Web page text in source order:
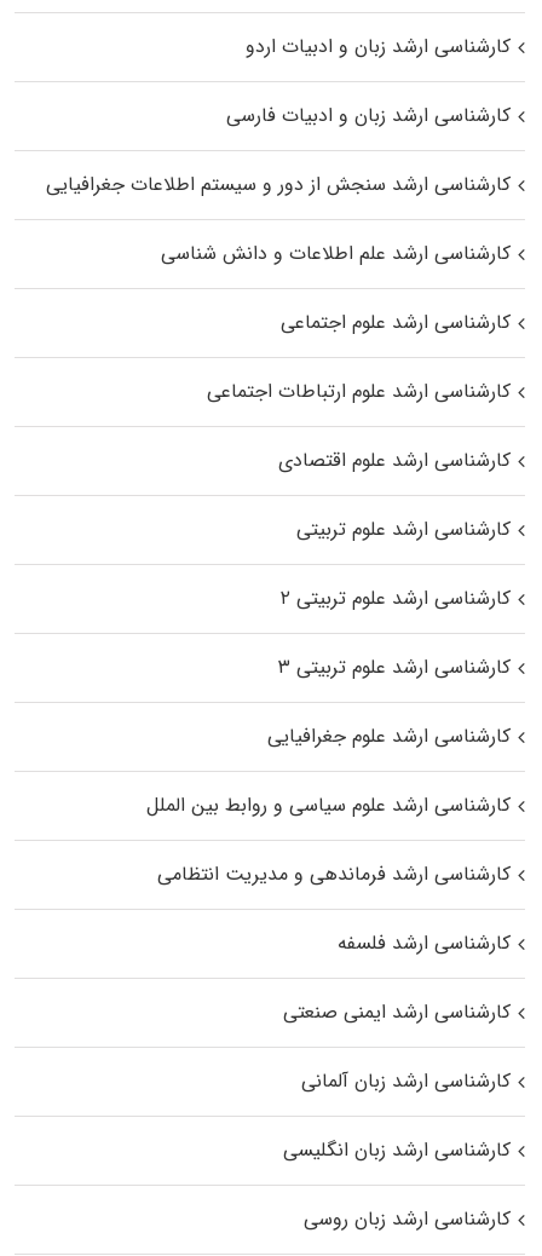
کارشناسی ارشد زبان و ادبیات اردو
کارشناسی ارشد زبان و ادبیات فارسی
کارشناسی ارشد سنجش از دور و سیستم اطلاعات جغرافیایی
کارشناسی ارشد علم اطلاعات و دانش شناسی
کارشناسی ارشد علوم اجتماعی
کارشناسی ارشد علوم ارتباطات اجتماعی
کارشناسی ارشد علوم اقتصادی
کارشناسی ارشد علوم تربیتی
کارشناسی ارشد علوم تربیتی ۲
کارشناسی ارشد علوم تربیتی ۳
کارشناسی ارشد علوم جغرافیایی
کارشناسی ارشد علوم سیاسی و روابط بین الملل
کارشناسی ارشد فرماندهی و مدیریت انتظامی
کارشناسی ارشد فلسفه
کارشناسی ارشد ایمنی صنعتی
کارشناسی ارشد زبان آلمانی
کارشناسی ارشد زبان انگلیسی
کارشناسی ارشد زبان روسی